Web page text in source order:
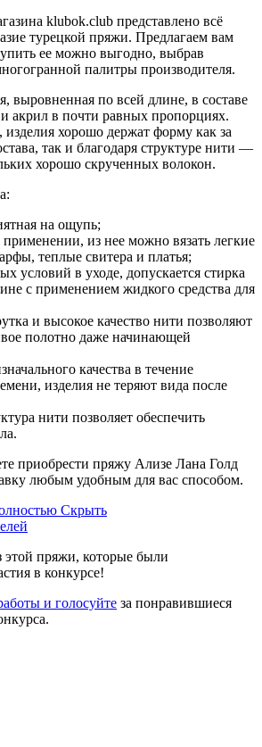
klubok.club представлено всё
турецкой пряжи. Предлагаем вам
ее можно выгодно, выбрав
палитры производителя.
выровненная по всей длине, в составе
и акрил в почти равных пропорциях.
хорошо держат форму как за
так и благодаря структуре нити —
хорошо скрученных волокон.
на ощупь;
применении, из нее можно вязать легкие
теплые свитера и платья;
условий в уходе, допускается стирка
с применением жидкого средства для
и высокое качество нити позволяют
полотно даже начинающей
качества в течение
изделия не теряют вида после
нити позволяет обеспечить
приобрести пряжу Ализе Лана Голд
любым удобным для вас способом.
Скрыть
этой пряжи, которые были
в конкурсе!
и голосуйте за понравившиеся